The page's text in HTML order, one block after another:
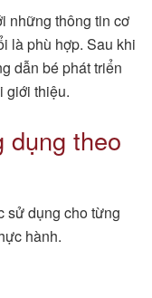
những thông tin cơ
là phù hợp. Sau khi
dẫn bé phát triển
giới thiệu.
dụng theo
sử dụng cho từng
hành.